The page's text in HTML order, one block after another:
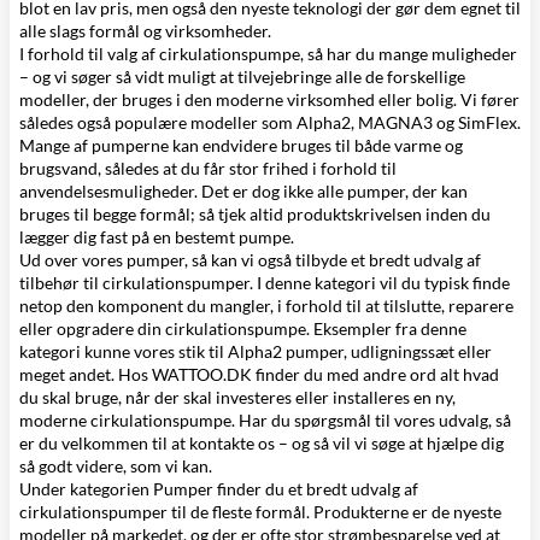
blot en lav pris, men også den nyeste teknologi der gør dem egnet til
alle slags formål og virksomheder.
I forhold til valg af cirkulationspumpe, så har du mange muligheder
– og vi søger så vidt muligt at tilvejebringe alle de forskellige
modeller, der bruges i den moderne virksomhed eller bolig. Vi fører
således også populære modeller som Alpha2, MAGNA3 og SimFlex.
Mange af pumperne kan endvidere bruges til bådevarmeog
brugsvand, således at du får stor frihed i forhold til
anvendelsesmuligheder. Det er dog ikke alle pumper, der kan
bruges til begge formål; så tjek altid produktskrivelsen inden du
lægger dig fast på en bestemt pumpe.
Ud over vores pumper, så kan vi også tilbyde et bredt udvalg af
tilbehør til cirkulationspumper. I denne kategori vil du typisk finde
netop den komponent du mangler, i forhold til at tilslutte, reparere
eller opgradere din cirkulationspumpe. Eksempler fra denne
kategori kunne vores stik til Alpha2 pumper, udligningssæt eller
meget andet. Hos WATTOO.DK finder du med andre ord alt hvad
du skal bruge, når der skal investeres eller installeres en ny,
moderne cirkulationspumpe. Har du spørgsmål til vores udvalg, så
er du velkommen til at kontakte os – og så vil vi søge at hjælpe dig
så godt videre, som vi kan.
Under kategorien Pumperfinder du et bredt udvalg af
cirkulationspumper til de fleste formål. Produkterne er de nyeste
modeller på markedet, og der er ofte stor strømbesparelse ved at